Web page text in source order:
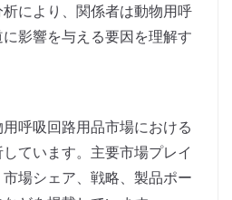
により、関係者は動物用呼
影響を与える要因を理解す
呼吸回路用品市場における
ています。主要市場プレイ
場シェア、戦略、製品ポー